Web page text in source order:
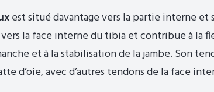
est situé davantage vers la partie interne
la face interne du tibia et contribue à la
et à la stabilisation de la jambe. Son
d’oie, avec d’autres tendons de la face